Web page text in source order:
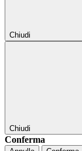
Chiudi
Chiudi
Conferma